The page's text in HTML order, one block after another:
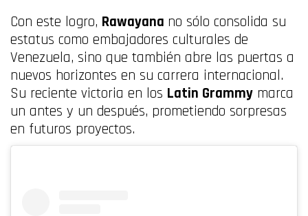
Con este logro, Rawayana no sólo consolida su
estatus como embajadores culturales de
Venezuela, sino que también abre las puertas a
nuevos horizontes en su carrera internacional.
Su reciente victoria en los Latin Grammy marca
un antes y un después, prometiendo sorpresas
en futuros proyectos.